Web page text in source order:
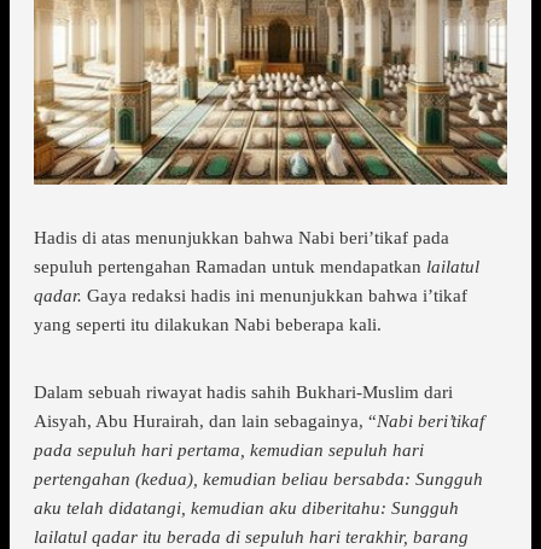
Hadis di atas menunjukkan bahwa Nabi beri’tikaf pada
sepuluh pertengahan Ramadan untuk mendapatkan lailatul
qadar. Gaya redaksi hadis ini menunjukkan bahwa i’tikaf
yang seperti itu dilakukan Nabi beberapa kali.
Dalam sebuah riwayat hadis sahih Bukhari-Muslim dari
Aisyah, Abu Hurairah, dan lain sebagainya, “Nabi beri’tikaf
pada sepuluh hari pertama, kemudian sepuluh hari
pertengahan (kedua), kemudian beliau bersabda: Sungguh
aku telah didatangi, kemudian aku diberitahu: Sungguh
lailatul qadar itu berada di sepuluh hari terakhir, barang